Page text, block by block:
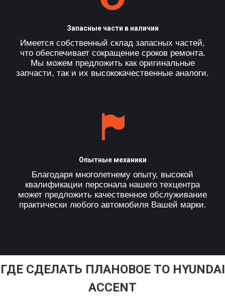
Запасные части в наличии
Имеется собственный склад запасных частей,
что обеспечивает сокращение сроков ремонта.
Мы можем предложить как оригинальные
запчасти, так и их высококачественные аналоги.
Опытные механики
Благодаря многолетнему опыту, высокой
квалификации персонала нашего техцентра
может предложить качественное обслуживание
практически любого автомобиля Вашей марки.
ГДЕ СДЕЛАТЬ ПЛАНОВОЕ ТО HYUNDAI
ACCENT